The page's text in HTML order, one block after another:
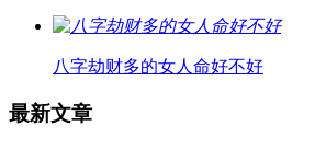
八字劫财多的女人命好不好
最新文章